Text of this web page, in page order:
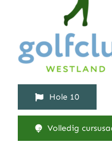
Hole 10
Volledig